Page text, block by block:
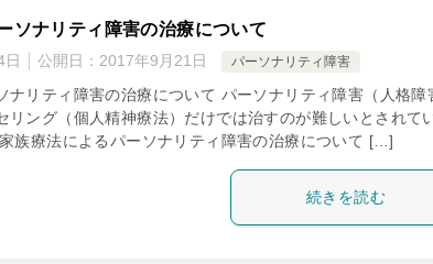
ソナリティ障害の治療について
公開日： 2017年9月21日 パーソナリティ障害
ナリティ障害の治療について パーソナリティ障害（人格障
リング（個人精神療法）だけでは治すのが難しいとされて
族療法によるパーソナリティ障害の治療について […]
続きを読む